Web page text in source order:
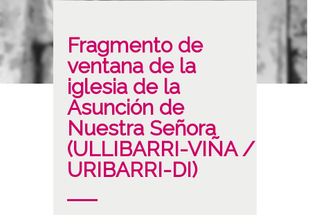
Fragmento de
ventana de la
iglesia de la
Asunción de
Nuestra Señora
(ULLIBARRI-VIÑA /
URIBARRI-DI)